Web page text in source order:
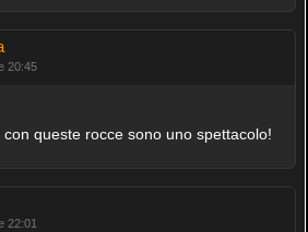
20:45
queste rocce sono uno spettacolo!
22:01